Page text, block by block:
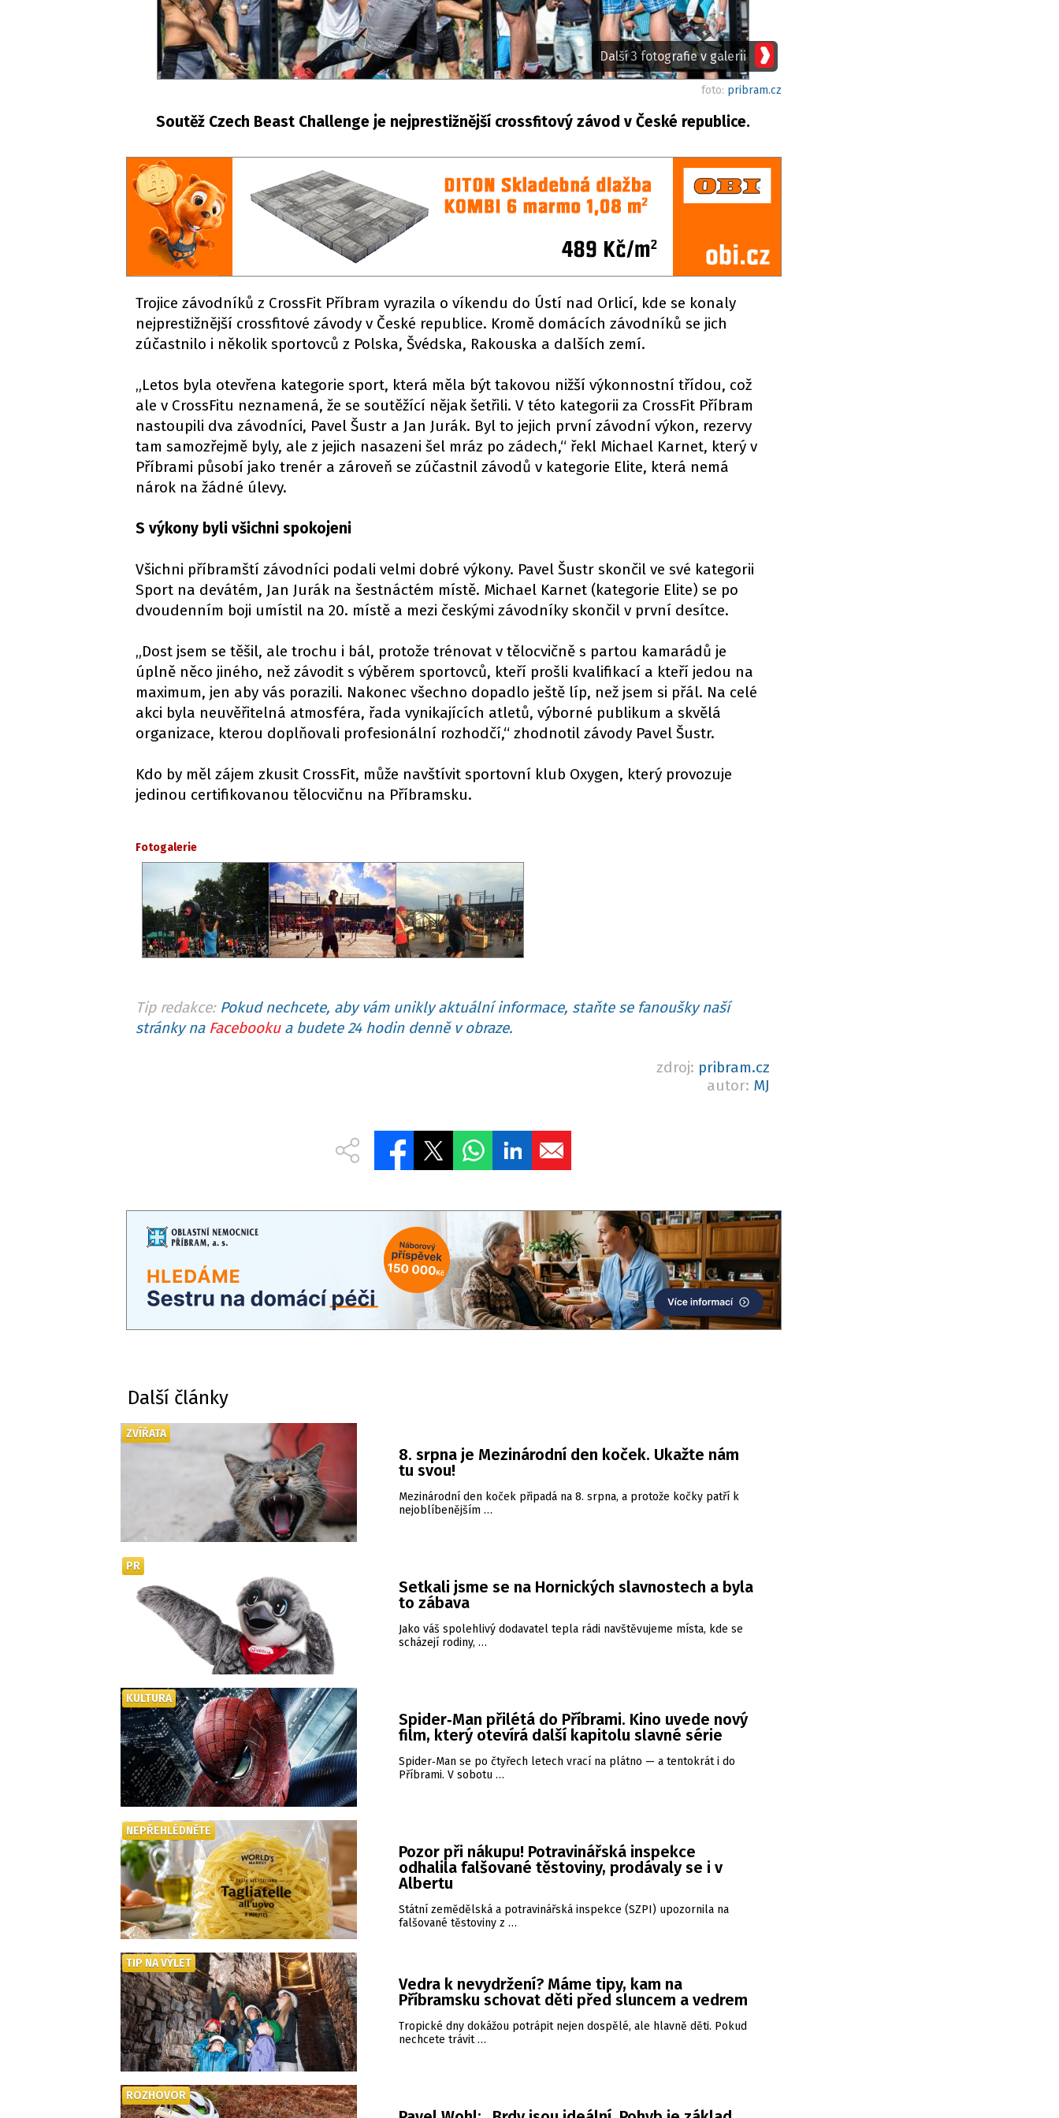
Další 3 fotografie v galerii
foto: pribram.cz
Soutěž Czech Beast Challenge je nejprestižnější crossfitový závod v České republice.
Trojice závodníků z CrossFit Příbram vyrazila o víkendu do Ústí nad Orlicí, kde se konaly
nejprestižnější crossfitové závody v České republice. Kromě domácích závodníků se jich
zúčastnilo i několik sportovců z Polska, Švédska, Rakouska a dalších zemí.
„Letos byla otevřena kategorie sport, která měla být takovou nižší výkonnostní třídou, což
ale v CrossFitu neznamená, že se soutěžící nějak šetřili. V této kategorii za CrossFit Příbram
nastoupili dva závodníci, Pavel Šustr a Jan Jurák. Byl to jejich první závodní výkon, rezervy
tam samozřejmě byly, ale z jejich nasazeni šel mráz po zádech,“ řekl Michael Karnet, který v
Příbrami působí jako trenér a zároveň se zúčastnil závodů v kategorie Elite, která nemá
nárok na žádné úlevy.
S výkony byli všichni spokojeni
Všichni příbramští závodníci podali velmi dobré výkony. Pavel Šustr skončil ve své kategorii
Sport na devátém, Jan Jurák na šestnáctém místě. Michael Karnet (kategorie Elite) se po
dvoudenním boji umístil na 20. místě a mezi českými závodníky skončil v první desítce.
„Dost jsem se těšil, ale trochu i bál, protože trénovat v tělocvičně s partou kamarádů je
úplně něco jiného, než závodit s výběrem sportovců, kteří prošli kvalifikací a kteří jedou na
maximum, jen aby vás porazili. Nakonec všechno dopadlo ještě líp, než jsem si přál. Na celé
akci byla neuvěřitelná atmosféra, řada vynikajících atletů, výborné publikum a skvělá
organizace, kterou doplňovali profesionální rozhodčí,“ zhodnotil závody Pavel Šustr.
Kdo by měl zájem zkusit CrossFit, může navštívit sportovní klub Oxygen, který provozuje
jedinou certifikovanou tělocvičnu na Příbramsku.
Fotogalerie
Tip redakce: Pokud nechcete, aby vám unikly aktuální informace, staňte se fanoušky naší
stránky na Facebookua budete 24 hodin denně v obraze.
zdroj: pribram.cz
autor: MJ
Další články
8. srpna je Mezinárodní den koček. Ukažte nám
tu svou!
Mezinárodní den koček připadá na 8. srpna, a protože kočky patří k
nejoblíbenějším …
ZVÍŘATA
Setkali jsme se na Hornických slavnostech a byla
to zábava
Jako váš spolehlivý dodavatel tepla rádi navštěvujeme místa, kde se
scházejí rodiny, …
PR
Spider‑Man přilétá do Příbrami. Kino uvede nový
film, který otevírá další kapitolu slavné série
Spider‑Man se po čtyřech letech vrací na plátno — a tentokrát i do
Příbrami. V sobotu …
KULTURA
Pozor při nákupu! Potravinářská inspekce
odhalila falšované těstoviny, prodávaly se i v
Albertu
Státní zemědělská a potravinářská inspekce (SZPI) upozornila na
falšované těstoviny z …
NEPŘEHLÉDNĚTE
Vedra k nevydržení? Máme tipy, kam na
Příbramsku schovat děti před sluncem a vedrem
Tropické dny dokážou potrápit nejen dospělé, ale hlavně děti. Pokud
nechcete trávit …
TIP NA VÝLET
ROZHOVOR